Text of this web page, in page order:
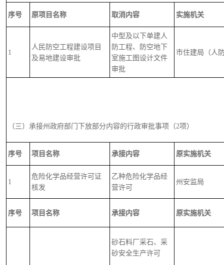
序号 原项目名称 取消内容 实施机关
1
人民防空工程建设项目
及易地建设审批
中型及以下单建人
防工程、防空地下
室施工图设计文件
审批
市住建局（人
（三）承接州政府部门下放部分内容的行政审批事项（2项）
序号 项目名称 承接内容 原实施机关
1
危险化学品经营许可证
核发
乙种危险化学品经
营许可
州安监局
序号 项目名称 承接内容 原实施机关
砂石料厂采石、采
砂安全生产许可